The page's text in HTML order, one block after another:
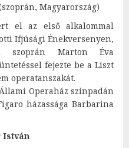
Magyarország)
el az első alkalommal
Ifjúsági Énekversenyen,
Marton Éva
fejezte be a Liszt
operatanszakát.
Operaház színpadán
házassága Barbarina
István